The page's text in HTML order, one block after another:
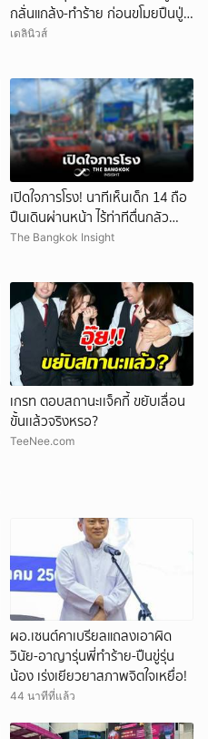
กลั่นแกล้ง-ทำร้าย ก่อนขโมยปืนปู่
ก่อเหตุ
เดลินิวส์
เปิดใจภารโรง! นาทีเห็นเด็ก 14 ถือ
ปืนเดินผ่านหน้า ไร้ท่าทีตื่นกลัว
ก่อนหลบตำรวจขึ้นอีกอาคาร
The Bangkok Insight
เกรท ตอบสถานะเเจ็คกี้ ขยับเลื่อน
ขั้นเเล้วจริงหรอ?
TeeNee.com
ผอ.เซนต์คาเบรียลแถลงเอาผิด
วินัย-อาญารุ่นพี่ทำร้าย-ปืนขู่รุ่น
น้อง เร่งเยียวยาสภาพจิตใจเหยื่อ!
44 นาทีที่แล้ว